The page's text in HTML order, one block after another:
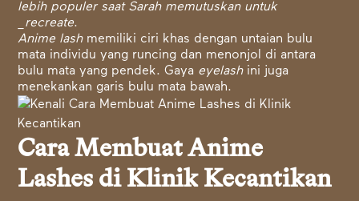
lebih populer saat Sarah memutuskan untuk
_recreate.
Anime lashmemiliki ciri khas dengan untaian bulu
mata individu yang runcing dan menonjol di antara
bulu mata yang pendek. Gaya eyelashini juga
menekankan garis bulu mata bawah.
Cara Membuat Anime
Lashes di Klinik Kecantikan